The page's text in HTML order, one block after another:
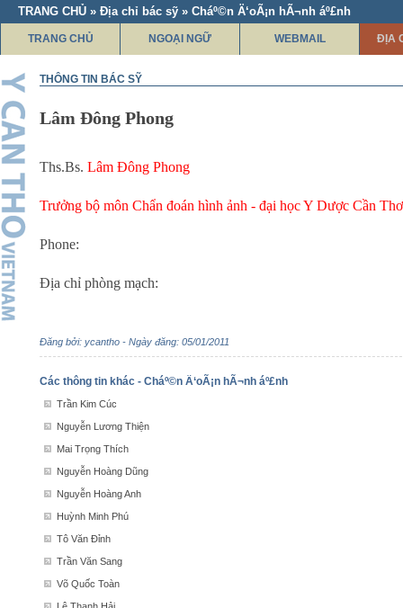
TRANG CHỦ » Địa chỉ bác sỹ » Cháº©n Ä‘oÃ¡n hÃ¬nh áº£nh
TRANG CHỦ NGOẠI NGỮ WEBMAIL ĐỊA
THÔNG TIN BÁC SỸ
Lâm Đông Phong
Ths.Bs. Lâm Đông Phong
Trưởng bộ môn Chẩn đoán hình ảnh - đại học Y Dược Cần Thơ
Phone:
Địa chỉ phòng mạch:
Đăng bởi: ycantho - Ngày đăng: 05/01/2011
Các thông tin khác - Cháº©n Ä‘oÃ¡n hÃ¬nh áº£nh
Trần Kim Cúc
Nguyễn Lương Thiện
Mai Trọng Thích
Nguyễn Hoàng Dũng
Nguyễn Hoàng Anh
Huỳnh Minh Phú
Tô Văn Đỉnh
Trần Văn Sang
Võ Quốc Toàn